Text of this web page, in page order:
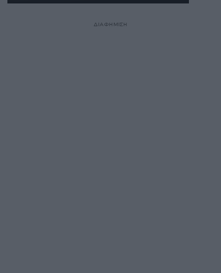
ΔΙΑΦΗΜΙΣΗ